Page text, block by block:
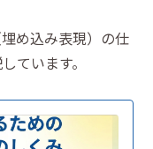
め込み表現）の仕
ています。